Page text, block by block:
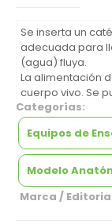
Se inserta un
adecuada para
(agua) fluya.
La alimentación
cuerpo vivo. Se
desinfección del
limpieza de la
separar en un
estudiar el
posicional
Categorías:
Equipos de
Modelo
Marca /